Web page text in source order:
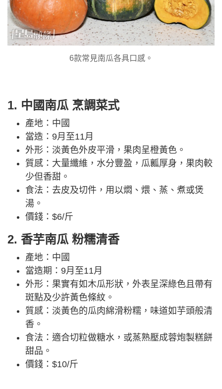
6款常見南瓜各具口感。
1. 中國南瓜 烹調菜式
產地：中國
當造：9月至11月
外形：淡黃色外皮平滑，果肉呈橙黃色。
質感：大量纖維，水分豐盈，瓜瓤厚身，果肉較
少但香甜。
食法：去皮及切件，用以燜、煨、蒸、煮或煲
湯。
價錢：$6/斤
2. 香芋南瓜 粉糯清香
產地：中國
當造期：9月至11月
外形：果實有如木瓜形狀，外表呈深綠色且帶有
斑點及少許黃色條紋。
質感：淡黃色的瓜肉綿滑粉糯，味道如芋頭般清
香。
食法：適合切粒做糖水，或蒸熟壓成蓉炮製糕餅
甜品。
價錢：$10/斤